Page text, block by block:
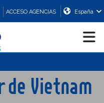
ACCESO AGENCIAS España
de Vietnam